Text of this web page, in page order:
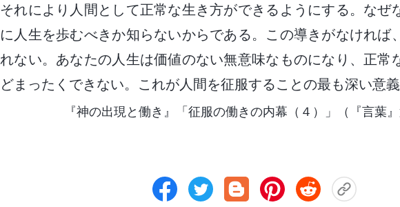
それにより人間として正常な生き方ができるようにする。なぜ
に人生を歩むべきか知らないからである。この導きがなければ
れない。あなたの人生は価値のない無意味なものになり、正常
どまったくできない。これが人間を征服することの最も深い意義
『神の出現と働き』「征服の働きの内幕（４）」（『言葉